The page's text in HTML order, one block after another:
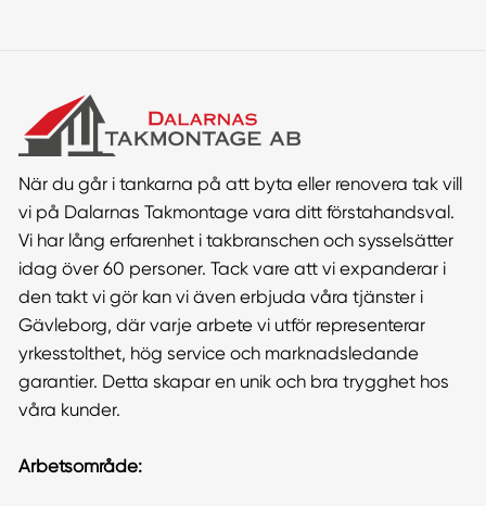
När du går i tankarna på att byta eller renovera tak vill
vi på Dalarnas Takmontage vara ditt förstahandsval.
Vi har lång erfarenhet i takbranschen och sysselsätter
idag över 60 personer. Tack vare att vi expanderar i
den takt vi gör kan vi även erbjuda våra tjänster i
Gävleborg, där varje arbete vi utför representerar
yrkesstolthet, hög service och marknadsledande
garantier. Detta skapar en unik och bra trygghet hos
våra kunder.
Arbetsområde: